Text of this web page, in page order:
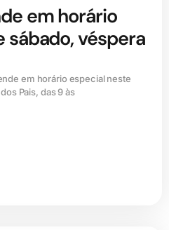
em horário
sábado, véspera
em horário especial neste
Pais, das 9 às